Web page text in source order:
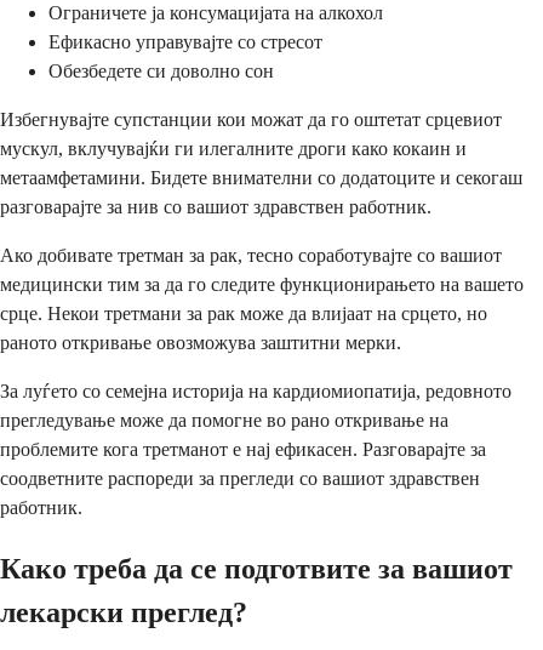
Ограничете ја консумацијата на алкохол
Ефикасно управувајте со стресот
Обезбедете си доволно сон
Избегнувајте супстанции кои можат да го оштетат срцевиот
мускул, вклучувајќи ги илегалните дроги како кокаин и
метаамфетамини. Бидете внимателни со додатоците и секогаш
разговарајте за нив со вашиот здравствен работник.
Ако добивате третман за рак, тесно соработувајте со вашиот
медицински тим за да го следите функционирањето на вашето
срце. Некои третмани за рак може да влијаат на срцето, но
раното откривање овозможува заштитни мерки.
За луѓето со семејна историја на кардиомиопатија, редовното
прегледување може да помогне во рано откривање на
проблемите кога третманот е нај ефикасен. Разговарајте за
соодветните распореди за прегледи со вашиот здравствен
работник.
Како треба да се подготвите за вашиот
лекарски преглед?